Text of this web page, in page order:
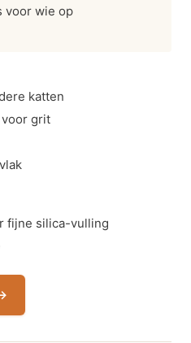
voor wie op
katten
grit
fijne silica-vulling